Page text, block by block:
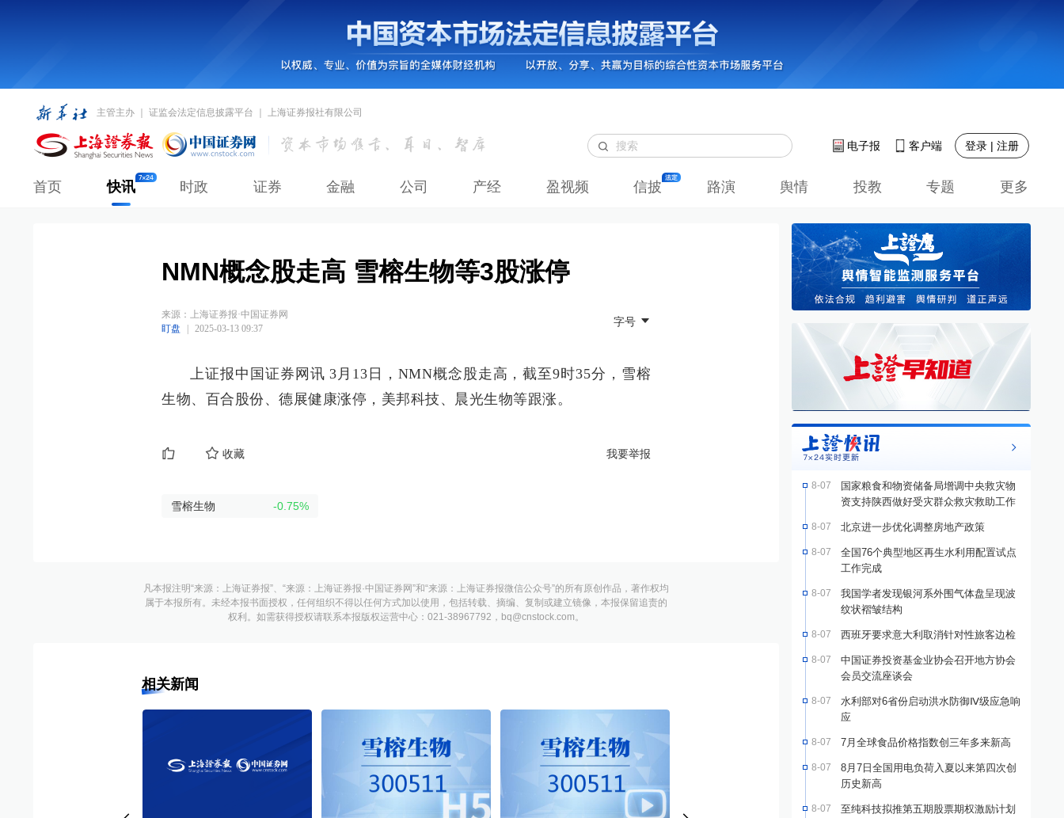
主管主办 ｜ 证监会法定信息披露平台 ｜ 上海证券报社有限公司
电子报 客户端 登录 | 注册
首页 快讯 时政 证券 金融 公司 产经 盈视频 信披 路演 舆情 投教 专题 更多
NMN概念股走高 雪榕生物等3股涨停
来源：
上海证券报·中国证券网
盯盘
2025-03-13 09:37
字号
上证报中国证券网讯 3月13日，NMN概念股走高，截至9时35分，雪榕
生物、百合股份、德展健康涨停，美邦科技、晨光生物等跟涨。
收藏 我要举报
雪榕生物 -0.75%
凡本报注明“来源：上海证券报”、“来源：上海证券报·中国证券网”和“来源：上海证券报微信公众号”的所有原创作品，著作权均
属于本报所有。未经本报书面授权，任何组织不得以任何方式加以使用，包括转载、摘编、复制或建立镜像，本报保留追责的
权利。如需获得授权请联系本报版权运营中心：021-38967792，bq@cnstock.com。
相关新闻
8-07
国家粮食和物资储备局增调中央救灾物
资支持陕西做好受灾群众救灾救助工作
8-07 北京进一步优化调整房地产政策
8-07
全国76个典型地区再生水利用配置试点
工作完成
8-07
我国学者发现银河系外围气体盘呈现波
纹状褶皱结构
8-07 西班牙要求意大利取消针对性旅客边检
8-07
中国证券投资基金业协会召开地方协会
会员交流座谈会
8-07
水利部对6省份启动洪水防御Ⅳ级应急响
应
8-07 7月全球食品价格指数创三年多来新高
8-07
8月7日全国用电负荷入夏以来第四次创
历史新高
8-07
至纯科技拟推第五期股票期权激励计划